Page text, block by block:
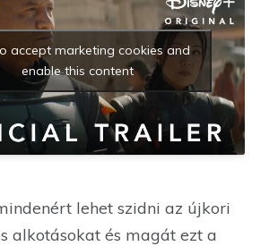
accept marketing cookies and
enable this content
lehet szidni az újkori
alkotásokat és magát ezt a